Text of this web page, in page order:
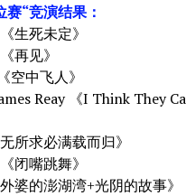
赛“竞演结果：
生死未定》
再见》
空中飞人》
Reay 《I Think They
所求必满载而归》
闭嘴跳舞》
婆的澎湖湾+光阴的故事》